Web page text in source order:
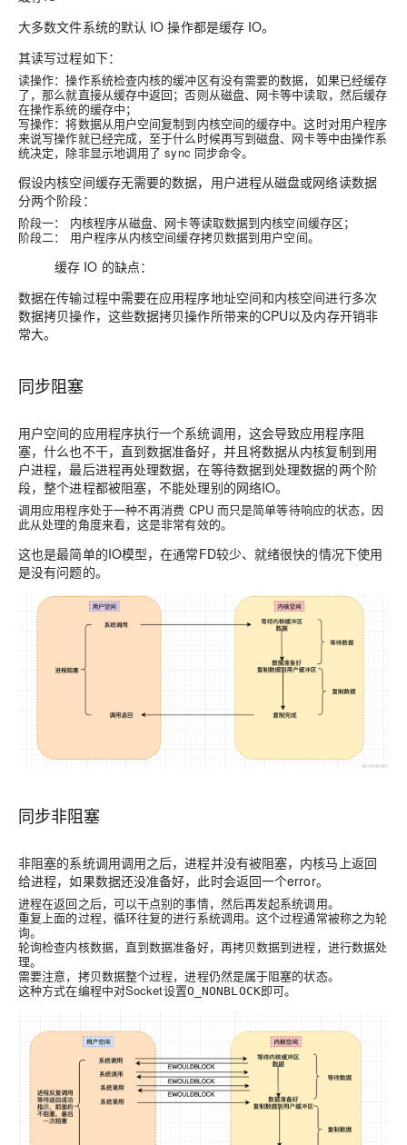
大多数文件系统的默认 IO 操作都是缓存 IO。
其读写过程如下：
读操作：操作系统检查内核的缓冲区有没有需要的数据，如果已经缓存
了，那么就直接从缓存中返回；否则从磁盘、网卡等中读取，然后缓存
在操作系统的缓存中；
写操作：将数据从用户空间复制到内核空间的缓存中。这时对用户程序
来说写操作就已经完成，至于什么时候再写到磁盘、网卡等中由操作系
统决定，除非显示地调用了 sync 同步命令。
假设内核空间缓存无需要的数据，用户进程从磁盘或网络读数据
分两个阶段：
阶段一：
内核程序从磁盘、网卡等读取数据到内核空间缓存区；
阶段二：
用户程序从内核空间缓存拷贝数据到用户空间。
缓存 IO 的缺点：
数据在传输过程中需要在应用程序地址空间和内核空间进行多次
数据拷贝操作，这些数据拷贝操作所带来的CPU以及内存开销非
常大。
同步阻塞
用户空间的应用程序执行一个系统调用，这会导致应用程序阻
塞，什么也不干，直到数据准备好，并且将数据从内核复制到用
户进程，最后进程再处理数据，在等待数据到处理数据的两个阶
段，整个进程都被阻塞，不能处理别的网络IO。
调用应用程序处于一种不再消费 CPU 而只是简单等待响应的状态，因
此从处理的角度来看，这是非常有效的。
这也是最简单的IO模型，在通常FD较少、就绪很快的情况下使用
是没有问题的。
同步非阻塞
非阻塞的系统调用调用之后，进程并没有被阻塞，内核马上返回
给进程，如果数据还没准备好，此时会返回一个error。
进程在返回之后，可以干点别的事情，然后再发起系统调用。
重复上面的过程，循环往复的进行系统调用。这个过程通常被称之为轮
询。
轮询检查内核数据，直到数据准备好，再拷贝数据到进程，进行数据处
理。
需要注意，拷贝数据整个过程，进程仍然是属于阻塞的状态。
这种方式在编程中对Socket设置O_NONBLOCK即可。